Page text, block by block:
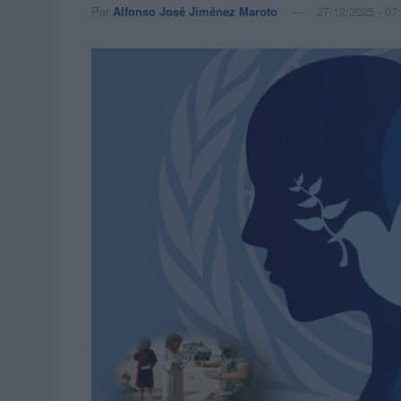
Por Alfonso José Jiménez Maroto 27/12/2025 -